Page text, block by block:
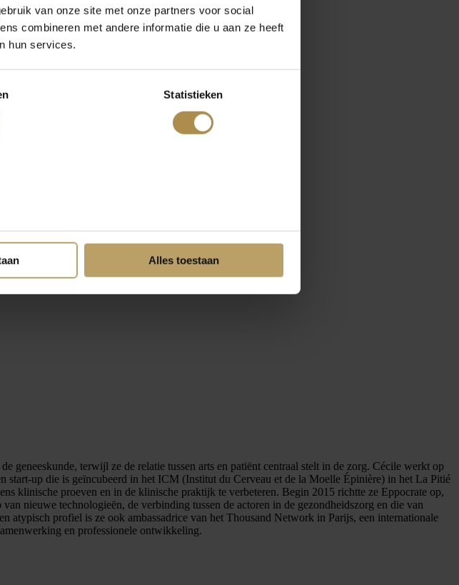
van onze site met onze partners voor social
combineren met andere informatie die u aan ze heeft
hun services.
Statistieken
Alles toestaan
geneeskunde, terwijl ze de relatie tussen arts en patiënt centraal stelt in de zorg. Cécile werkt op
up die is geïncubeerd in het ICM (Institut du Cerveau et de la Moelle Épinière) in het La Pitié
klinische proeven en in de klinische praktijk te verbeteren. Begin 2015 richtte ze Eppocrate op,
nieuwe technologieën, de verbinding tussen de actoren in de gezondheidszorg en die van
atypisch profiel is ze ook ambassadrice van het Thousand Network in Parijs, een internationale
en professionele ontwikkeling.